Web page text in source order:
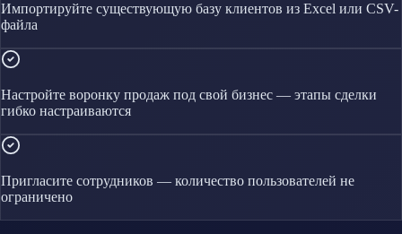
Импортируйте существующую базу клиентов из Excel или CSV-
файла
Настройте воронку продаж под свой бизнес — этапы сделки
гибко настраиваются
Пригласите сотрудников — количество пользователей не
ограничено